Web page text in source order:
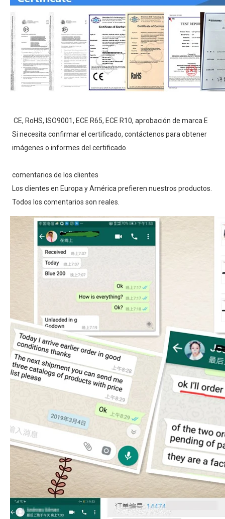
CE, RoHS, ISO9001, ECE R65, ECE R10, aprobación de marca E
Si necesita confirmar el certificado, contáctenos para obtener
imágenes o informes del certificado.
comentarios de los clientes
Los clientes en Europa y América prefieren nuestros productos.
Todos los comentarios son reales.